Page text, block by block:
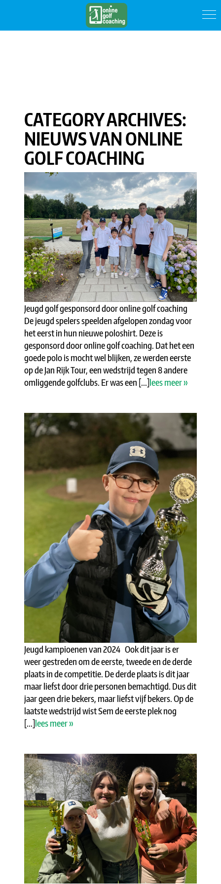
CATEGORY ARCHIVES:
NIEUWS VAN ONLINE
GOLF COACHING
Jeugd golf gesponsord door online golf coaching
De jeugd spelers speelden afgelopen zondag voor
het eerst in hun nieuwe poloshirt. Deze is
gesponsord door online golf coaching. Dat het een
goede polo is mocht wel blijken, ze werden eerste
op de Jan Rijk Tour, een wedstrijd tegen 8 andere
omliggende golfclubs. Er was een [...]lees meer »
Jeugd kampioenen van 2024 Ook dit jaar is er
weer gestreden om de eerste, tweede en de derde
plaats in de competitie. De derde plaats is dit jaar
maar liefst door drie personen bemachtigd. Dus dit
jaar geen drie bekers, maar liefst vijf bekers. Op de
laatste wedstrijd wist Sem de eerste plek nog
[...]lees meer »